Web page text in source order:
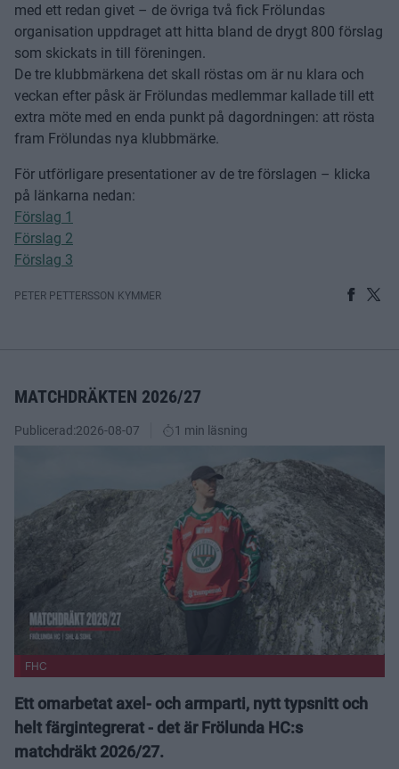
med ett redan givet – de övriga två fick Frölundas
organisation uppdraget att hitta bland de drygt 800 förslag
som skickats in till föreningen.
De tre klubbmärkena det skall röstas om är nu klara och
veckan efter påsk är Frölundas medlemmar kallade till ett
extra möte med en enda punkt på dagordningen: att rösta
fram Frölundas nya klubbmärke.
För utförligare presentationer av de tre förslagen – klicka
på länkarna nedan:
Förslag 1
Förslag 2
Förslag 3
PETER PETTERSSON KYMMER
MATCHDRÄKTEN 2026/27
Publicerad:2026-08-07 1 min läsning
FHC
Ett omarbetat axel- och armparti, nytt typsnitt och
helt färgintegrerat - det är Frölunda HC:s
matchdräkt 2026/27.